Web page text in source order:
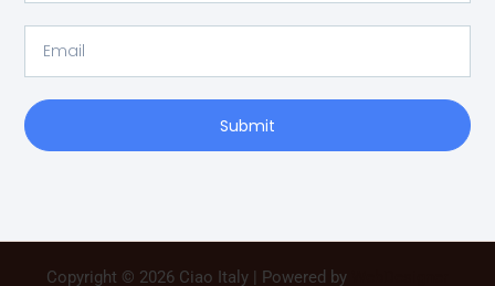
Submit
Copyright © 2026 Ciao Italy | Powered by